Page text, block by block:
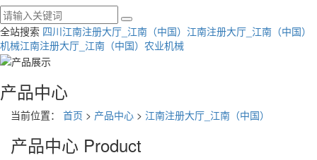
全站搜索 四川江南注册大厅_江南（中国） 江南注册大厅_江南（中国）
机械江南注册大厅_江南（中国）农业机械
产品中心
当前位置： 首页 > 产品中心 > 江南注册大厅_江南（中国）
产品中心 Product